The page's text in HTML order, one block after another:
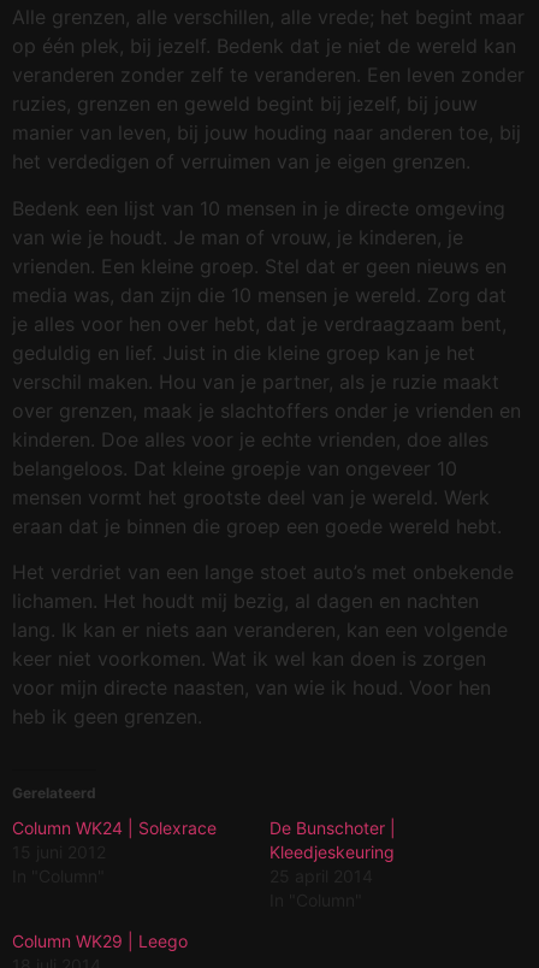
Alle grenzen, alle verschillen, alle vrede; het begint maar
op één plek, bij jezelf. Bedenk dat je niet de wereld kan
veranderen zonder zelf te veranderen. Een leven zonder
ruzies, grenzen en geweld begint bij jezelf, bij jouw
manier van leven, bij jouw houding naar anderen toe, bij
het verdedigen of verruimen van je eigen grenzen.
Bedenk een lijst van 10 mensen in je directe omgeving
van wie je houdt. Je man of vrouw, je kinderen, je
vrienden. Een kleine groep. Stel dat er geen nieuws en
media was, dan zijn die 10 mensen je wereld. Zorg dat
je alles voor hen over hebt, dat je verdraagzaam bent,
geduldig en lief. Juist in die kleine groep kan je het
verschil maken. Hou van je partner, als je ruzie maakt
over grenzen, maak je slachtoffers onder je vrienden en
kinderen. Doe alles voor je echte vrienden, doe alles
belangeloos. Dat kleine groepje van ongeveer 10
mensen vormt het grootste deel van je wereld. Werk
eraan dat je binnen die groep een goede wereld hebt.
Het verdriet van een lange stoet auto’s met onbekende
lichamen. Het houdt mij bezig, al dagen en nachten
lang. Ik kan er niets aan veranderen, kan een volgende
keer niet voorkomen. Wat ik wel kan doen is zorgen
voor mijn directe naasten, van wie ik houd. Voor hen
heb ik geen grenzen.
Gerelateerd
Column WK24 | Solexrace
De Bunschoter |
Kleedjeskeuring
Column WK29 | Leego